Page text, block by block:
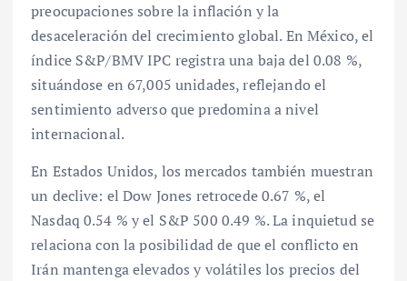
preocupaciones sobre la inflación y la
desaceleración del crecimiento global. En México, el
índice S&P/BMV IPC registra una baja del 0.08 %,
situándose en 67,005 unidades, reflejando el
sentimiento adverso que predomina a nivel
internacional.
En Estados Unidos, los mercados también muestran
un declive: el Dow Jones retrocede 0.67 %, el
Nasdaq 0.54 % y el S&P 500 0.49 %. La inquietud se
relaciona con la posibilidad de que el conflicto en
Irán mantenga elevados y volátiles los precios del